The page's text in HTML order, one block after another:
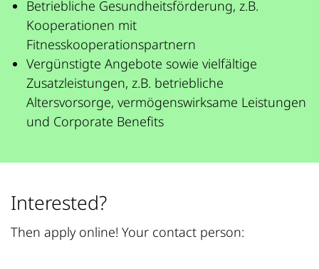
Betriebliche Gesundheitsförderung, z.B.
Kooperationen mit
Fitnesskooperationspartnern
Vergünstigte Angebote sowie vielfältige
Zusatzleistungen, z.B. betriebliche
Altersvorsorge, vermögenswirksame Leistungen
und Corporate Benefits
Interested?
Then apply online! Your contact person: